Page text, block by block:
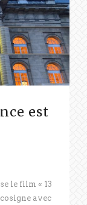
est
le film « 13
avec